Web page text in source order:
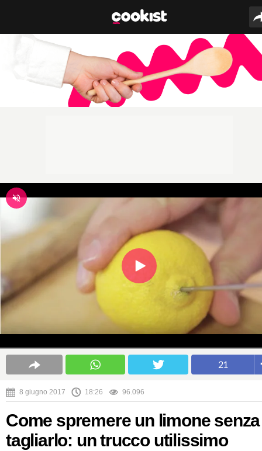
21
8 giugno 2017 18:26 96.096
Come spremere un limone senza
tagliarlo: un trucco utilissimo